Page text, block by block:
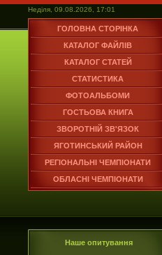
Неділя, 09.08.2026, 17:01
ГОЛОВНА СТОРІНКА
КАТАЛОГ ФАЙЛІВ
КАТАЛОГ СТАТЕЙ
СТАТИСТИКА
ФОТОАЛЬБОМИ
ГОСТЬОВА КНИГА
ЗВОРОТНІЙ ЗВ'ЯЗОК
ЯГОТИНСЬКИЙ РАЙОН
РЕГІОНАЛЬНІ ЧЕМПІОНАТИ
ОБЛАСНІ ЧЕМПІОНАТИ
Наше опитування